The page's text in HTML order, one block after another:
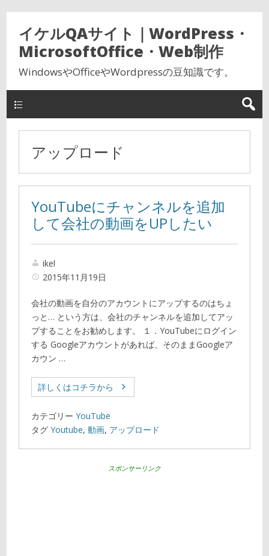
イケルQAサイト｜WordPress・
MicrosoftOffice・Web制作
WindowsやOfficeやWordpressの豆知識です。
アップロード
YouTubeにチャンネルを追加
して会社の動画をUPしたい
ikel
2015年11月19日
会社の動画を自分のアカウントにアップするのはちょ
っと… という方は、会社のチャンネルを追加してアッ
プすることをお勧めします。 １．YouTubeにログイン
する Googleアカウントがあれば、そのままGoogleア
カウン …
詳しくはコチラから
カテゴリー YouTube
タグ Youtube,動画, アップロード